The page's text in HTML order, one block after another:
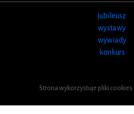
jubileusz
wystawy
wywiady
konkurs
Strona wykorzystuje pliki cookies.